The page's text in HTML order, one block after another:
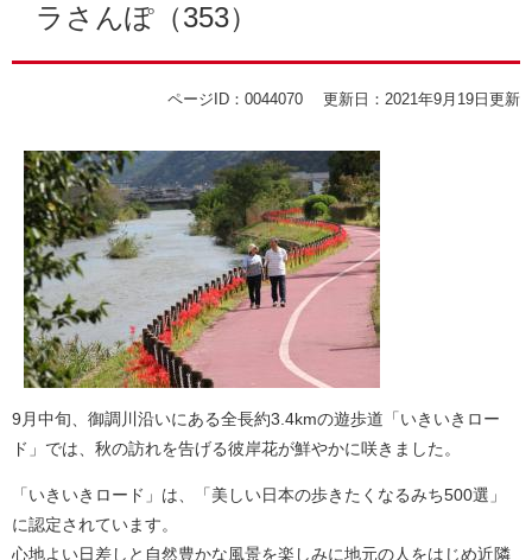
ラさんぽ（353）
ページID：0044070 更新日：2021年9月19日更新
9月中旬、御調川沿いにある全長約3.4kmの遊歩道「いきいきロー
ド」では、秋の訪れを告げる彼岸花が鮮やかに咲きました。
「いきいきロード」は、「美しい日本の歩きたくなるみち500選」
に認定されています。
心地よい日差しと自然豊かな風景を楽しみに地元の人をはじめ近隣